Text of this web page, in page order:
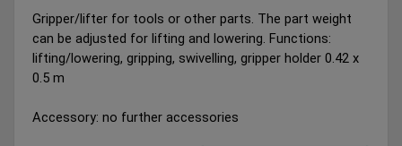
Gripper/lifter for tools or other parts. The part weight
can be adjusted for lifting and lowering. Functions:
lifting/lowering, gripping, swivelling, gripper holder 0.42 x
0.5 m
Accessory: no further accessories